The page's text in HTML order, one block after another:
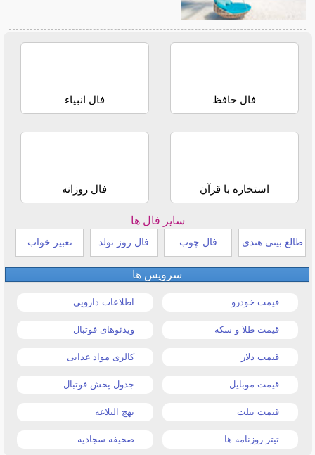
فال حافظ فال انبیاء
استخاره با قرآن فال روزانه
سایر فال ها
طالع بینی هندی فال چوب فال روز تولد تعبیر خواب
سرویس ها
قیمت خودرو اطلاعات دارویی
قیمت طلا و سکه ویدئوهای فوتبال
قیمت دلار کالری مواد غذایی
قیمت موبایل جدول پخش فوتبال
قیمت تبلت نهج البلاغه
تیتر روزنامه ها صحیفه سجادیه